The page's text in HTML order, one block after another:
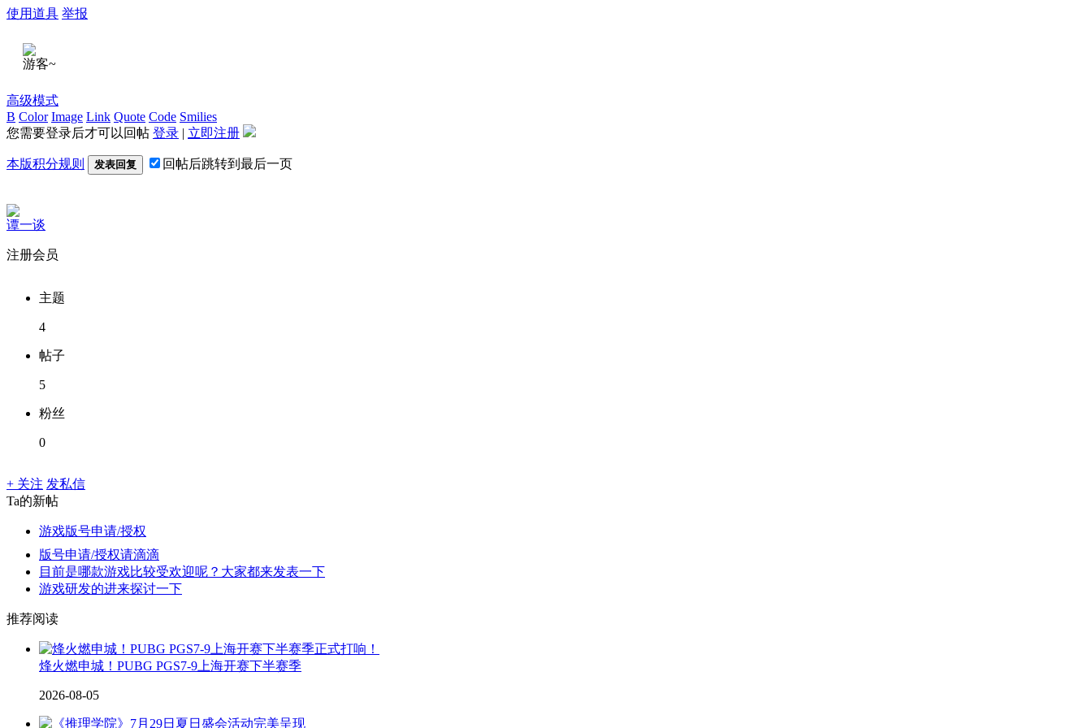
使用道具 举报
游客~
高级模式
B Color Image Link Quote Code Smilies
您需要登录后才可以回帖 登录 | 立即注册
本版积分规则 发表回复 回帖后跳转到最后一页
谭一谈
注册会员
主题
4
帖子
5
粉丝
0
+ 关注 发私信
Ta的新帖
游戏版号申请/授权
版号申请/授权请滴滴
目前是哪款游戏比较受欢迎呢？大家都来发表一下
游戏研发的进来探讨一下
推荐阅读
烽火燃申城！PUBG PGS7-9上海开赛下半赛季
2026-08-05